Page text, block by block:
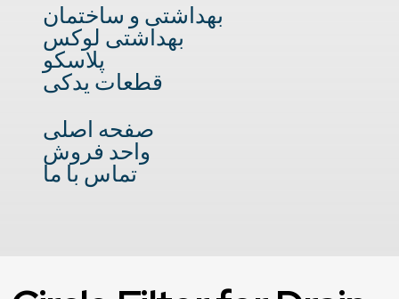
بهداشتی و ساختمان
بهداشتی لوکس
پلاسکو
قطعات یدکی
صفحه اصلی
واحد فروش
تماس با ما